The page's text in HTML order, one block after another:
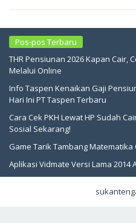
Pos-pos Terbaru
THR Pensiunan 2026 Kapan Cair,
Melalui Online
Info Taspen Kenaikan Gaji
Hari Ini PT Taspen Terbaru
Cara Cek PKH Lewat HP Sudah
Sosial Sekarang!
Game Tarik Tambang
Aplikasi Vidmate Versi Lama 2014